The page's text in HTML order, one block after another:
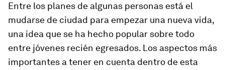
Entre los planes de algunas personas está el
mudarse de ciudad para empezar una nueva vida,
una idea que se ha hecho popular sobre todo
entre jóvenes recién egresados. Los aspectos más
importantes a tener en cuenta dentro de esta